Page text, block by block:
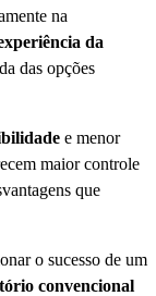
na
da
das opções
e menor
maior controle
que
o sucesso de um
convencional